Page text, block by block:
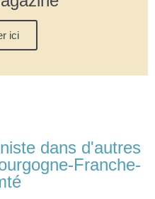
ici
dans d'autres
Franche-